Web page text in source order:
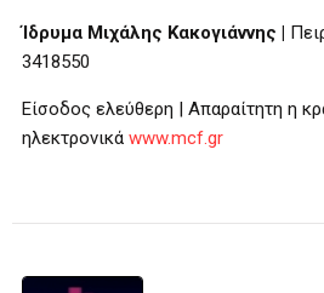
Ίδρυμα Μιχάλης Κακογιάννης |
3418550
Είσοδος ελεύθερη | Απαραίτητη η
ηλεκτρονικά www.mcf.gr